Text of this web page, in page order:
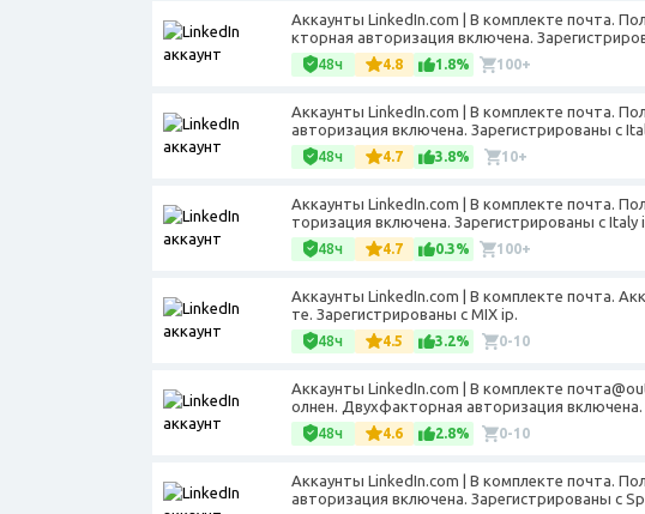
Аккаунты LinkedIn.com | В комплекте почта.
кторная авторизация включена.
48ч 4.8 1.8% 100+
Аккаунты LinkedIn.com | В комплекте почта.
авторизация включена. Зарегистрированы с
48ч 4.7 3.8% 10+
Аккаунты LinkedIn.com | В комплекте почта.
торизация включена. Зарегистрированы с Italy
48ч 4.7 0.3% 100+
Аккаунты LinkedIn.com | В комплекте почта.
те. Зарегистрированы с MIX ip.
48ч 4.5 3.2% 0-10
Аккаунты LinkedIn.com | В комплекте
олнен. Двухфакторная авторизация включена.
48ч 4.6 2.8% 0-10
Аккаунты LinkedIn.com | В комплекте почта.
авторизация включена. Зарегистрированы с